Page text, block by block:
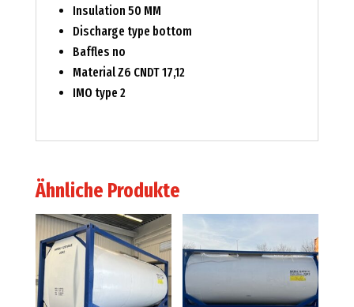
Insulation 50 MM
Discharge type bottom
Baffles no
Material Z6 CNDT 17,12
IMO type 2
Ähnliche Produkte